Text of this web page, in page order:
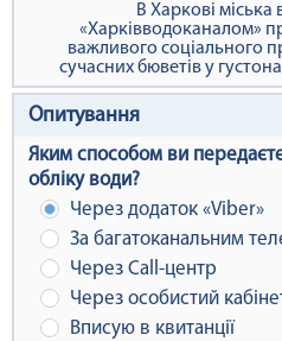
В Харкові міська
«Харківводоканалом»
важливого соціального
сучасних бюветів у
Опитування
Яким способом ви
обліку води?
Через додаток «Viber»
За багатоканальним
Через Сall-центр
Через особистий
Вписую в квитанції